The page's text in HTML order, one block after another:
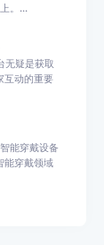
。...
无疑是获取
互动的重要
能穿戴设备
能穿戴领域